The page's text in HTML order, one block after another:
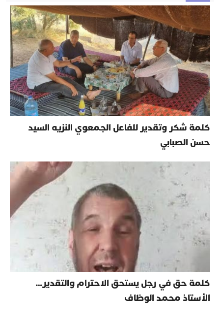
كلمة شكر وتقدير للفاعل الجمعوي النزيه السيد
حسن الصبابي
كلمة حق في رجل يستحق الاحترام والتقدير…
الأستاذ محمد الوظاف